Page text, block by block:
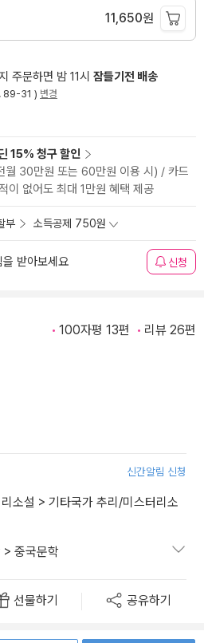
11,650원
주문하면 밤 11시 잠들기전 배송
89-31 ) 변경
15% 청구 할인
월 30만원 또는 60만원 이용 시) / 카드
이 없어도 최대 1만원 혜택 제공
부 소득공제 750원
받아보세요 신청
100자평 13편 리뷰 26편
신간알림 신청
소설 > 기타국가 추리/미스터리소
> 중국문학
선물하기 공유하기